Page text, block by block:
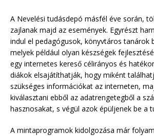
A Nevelési tudásdepó másfél éve során,
zajlanak majd az események. Egyrészt
indul el pedagógusok, könyvtáros tanárok
melyek például olyan készségek
egy internetes kereső célirányos és
diákok elsajátíthatják, hogy miként
szükséges információkat az interneten,
kiválasztani ebből az adatrengetegből a
hasznosakat, s végül azok épüljenek be a
A mintaprogramok kidolgozása már